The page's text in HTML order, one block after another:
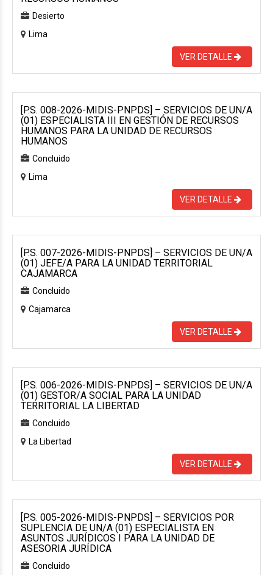
Desierto
Lima
VER DETALLE
[P.S. 008-2026-MIDIS-PNPDS] – SERVICIOS DE UN/A
(01) ESPECIALISTA III EN GESTIÓN DE RECURSOS
HUMANOS PARA LA UNIDAD DE RECURSOS
HUMANOS
Concluido
Lima
VER DETALLE
[P.S. 007-2026-MIDIS-PNPDS] – SERVICIOS DE UN/A
(01) JEFE/A PARA LA UNIDAD TERRITORIAL
CAJAMARCA
Concluido
Cajamarca
VER DETALLE
[P.S. 006-2026-MIDIS-PNPDS] – SERVICIOS DE UN/A
(01) GESTOR/A SOCIAL PARA LA UNIDAD
TERRITORIAL LA LIBERTAD
Concluido
La Libertad
VER DETALLE
[P.S. 005-2026-MIDIS-PNPDS] – SERVICIOS POR
SUPLENCIA DE UN/A (01) ESPECIALISTA EN
ASUNTOS JURÍDICOS I PARA LA UNIDAD DE
ASESORIA JURÍDICA
Concluido